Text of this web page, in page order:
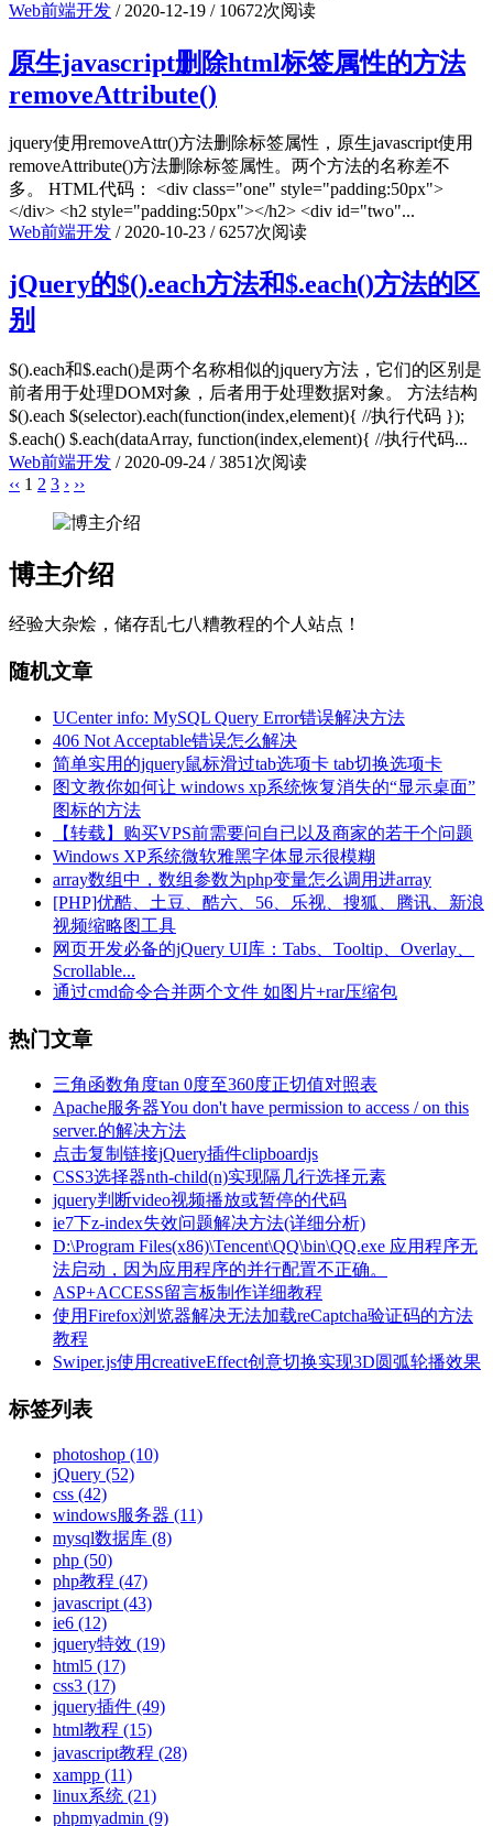
Web前端开发 / 2020-12-19 / 10672次阅读
原生javascript删除html标签属性的方法
removeAttribute()
jquery使用removeAttr()方法删除标签属性，原生javascript使用
removeAttribute()方法删除标签属性。两个方法的名称差不
多。 HTML代码： <div class="one" style="padding:50px">
</div> <h2 style="padding:50px"></h2> <div id="two"...
Web前端开发 / 2020-10-23 / 6257次阅读
jQuery的$().each方法和$.each()方法的区
别
$().each和$.each()是两个名称相似的jquery方法，它们的区别是
前者用于处理DOM对象，后者用于处理数据对象。 方法结构
$().each $(selector).each(function(index,element){ //执行代码 });
$.each() $.each(dataArray, function(index,element){ //执行代码...
Web前端开发 / 2020-09-24 / 3851次阅读
‹‹ 1 2 3 › ››
博主介绍
经验大杂烩，储存乱七八糟教程的个人站点！
随机文章
UCenter info: MySQL Query Error错误解决方法
406 Not Acceptable错误怎么解决
简单实用的jquery鼠标滑过tab选项卡 tab切换选项卡
图文教你如何让 windows xp系统恢复消失的“显示桌面”
图标的方法
【转载】购买VPS前需要问自已以及商家的若干个问题
Windows XP系统微软雅黑字体显示很模糊
array数组中，数组参数为php变量怎么调用进array
[PHP]优酷、土豆、酷六、56、乐视、搜狐、腾讯、新浪
视频缩略图工具
网页开发必备的jQuery UI库：Tabs、Tooltip、Overlay、
Scrollable...
通过cmd命令合并两个文件 如图片+rar压缩包
热门文章
三角函数角度tan 0度至360度正切值对照表
Apache服务器You don't have permission to access / on this
server.的解决方法
点击复制链接jQuery插件clipboardjs
CSS3选择器nth-child(n)实现隔几行选择元素
jquery判断video视频播放或暂停的代码
ie7下z-index失效问题解决方法(详细分析)
D:\Program Files(x86)\Tencent\QQ\bin\QQ.exe 应用程序无
法启动，因为应用程序的并行配置不正确。
ASP+ACCESS留言板制作详细教程
使用Firefox浏览器解决无法加载reCaptcha验证码的方法
教程
Swiper.js使用creativeEffect创意切换实现3D圆弧轮播效果
标签列表
photoshop (10)
jQuery (52)
css (42)
windows服务器 (11)
mysql数据库 (8)
php (50)
php教程 (47)
javascript (43)
ie6 (12)
jquery特效 (19)
html5 (17)
css3 (17)
jquery插件 (49)
html教程 (15)
javascript教程 (28)
xampp (11)
linux系统 (21)
phpmyadmin (9)